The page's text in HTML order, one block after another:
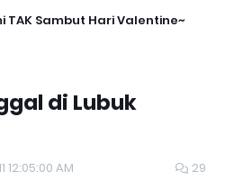
TAK Sambut Hari Valentine~
di Lubuk
12:05:00 AM 29